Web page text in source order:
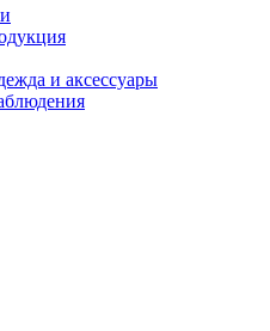
и аксессуары